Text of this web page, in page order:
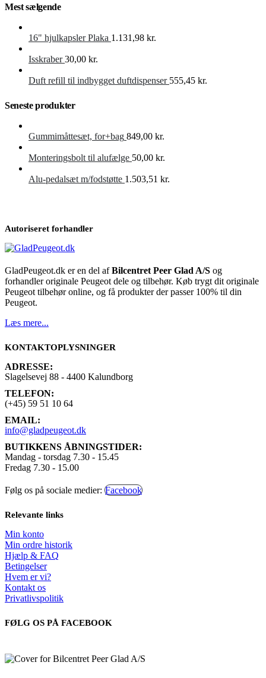
Mest sælgende
16" hjulkapsler Plaka 1.131,98 kr.
Isskraber 30,00 kr.
Duft refill til indbygget duftdispenser 555,45 kr.
Seneste produkter
Gummimåttesæt, for+bag 849,00 kr.
Monteringsbolt til alufælge 50,00 kr.
Alu-pedalsæt m/fodstøtte 1.503,51 kr.
Autoriseret forhandler
GladPeugeot.dk er en del afBilcentret Peer Glad A/S og
forhandler originale Peugeot dele og tilbehør. Køb trygt dit originale
Peugeot tilbehør online, og få produkter der passer 100% til din
Peugeot.
Læs mere...
KONTAKTOPLYSNINGER
ADRESSE:
Slagelsevej 88 - 4400 Kalundborg
TELEFON:
(+45) 59 51 10 64
EMAIL:
info@gladpeugeot.dk
BUTIKKENS ÅBNINGSTIDER:
Mandag - torsdag 7.30 - 15.45
Fredag 7.30 - 15.00
Følg os på sociale medier: Facebook
Relevante links
Min konto
Min ordre historik
Hjælp & FAQ
Betingelser
Hvem er vi?
Kontakt os
Privatlivspolitik
FØLG OS PÅ FACEBOOK